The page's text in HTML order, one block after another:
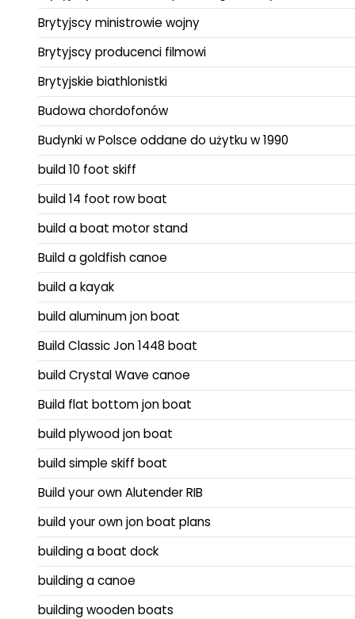
Brytyjscy ministrowie wojny
Brytyjscy producenci filmowi
Brytyjskie biathlonistki
Budowa chordofonów
Budynki w Polsce oddane do użytku w 1990
build 10 foot skiff
build 14 foot row boat
build a boat motor stand
Build a goldfish canoe
build a kayak
build aluminum jon boat
Build Classic Jon 1448 boat
build Crystal Wave canoe
Build flat bottom jon boat
build plywood jon boat
build simple skiff boat
Build your own Alutender RIB
build your own jon boat plans
building a boat dock
building a canoe
building wooden boats